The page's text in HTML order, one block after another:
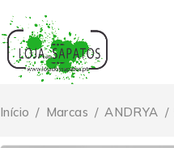
Início / Marcas / ANDRYA /